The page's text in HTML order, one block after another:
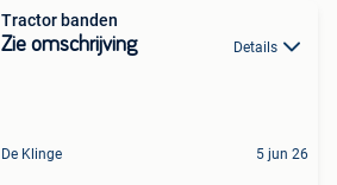
Tractor banden
Zie omschrijving Details
De Klinge 5 jun 26